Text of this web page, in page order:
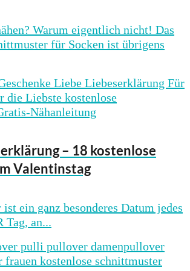
Warum eigentlich nicht! Das
für Socken ist übrigens
– 18 kostenlose
Valentinstag
ein ganz besonderes Datum jedes
Tag, an...